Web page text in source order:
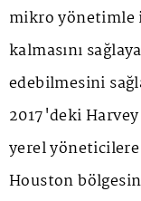
mikro yönetimle
kalmasını
edebilmesini
2017'deki Harvey
yerel
Houston